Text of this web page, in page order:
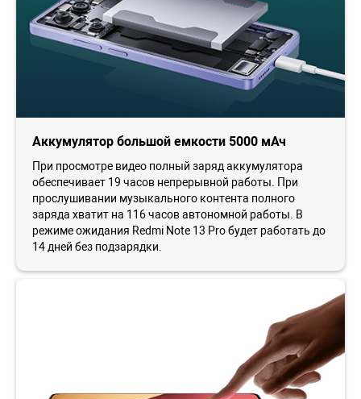
Аккумулятор большой емкости 5000 мАч
При просмотре видео полный заряд аккумулятора
обеспечивает 19 часов непрерывной работы. При
прослушивании музыкального контента полного
заряда хватит на 116 часов автономной работы. В
режиме ожидания Redmi Note 13 Pro будет работать до
14 дней без подзарядки.